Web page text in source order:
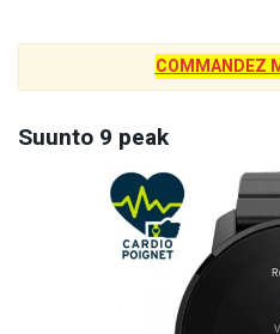
COMMANDEZ
Suunto 9 peak